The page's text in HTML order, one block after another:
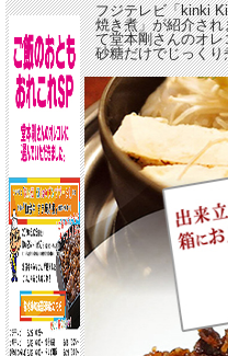
フジテレビ「kinki
焼き煮」が紹介さ
て堂本剛さんのオ
砂糖だけでじっく